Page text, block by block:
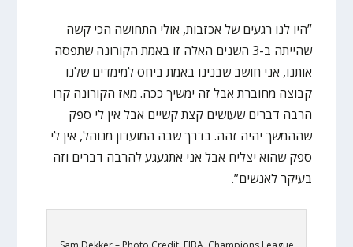
”היו לנו רגעים של אכזבות, אולי התחושה הכי קשה
שהייתה ב-3 השנים האלה זו באמת הקורונה שתפסה
אותנו, אני חושב שבנינו באמת ביחס למימדים שלנו
קבוצה מחוברת אבל זה ימשיך ככה. מאז הקורונה קרו
הרבה דברים שעושים קצת קשיים אבל אין לי ספק
שההמשך יהיה זהה. בדרך שבה המועדון מנוהל, אין לי
ספק שהוא יצליח אבל אני אתגעגע להרבה דברים וזה
בעיקר לאנשים”.